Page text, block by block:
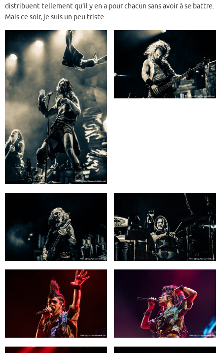
distribuent tellement qu’il y en a pour chacun sans avoir à se battre.
Mais ce soir, je suis un peu triste.